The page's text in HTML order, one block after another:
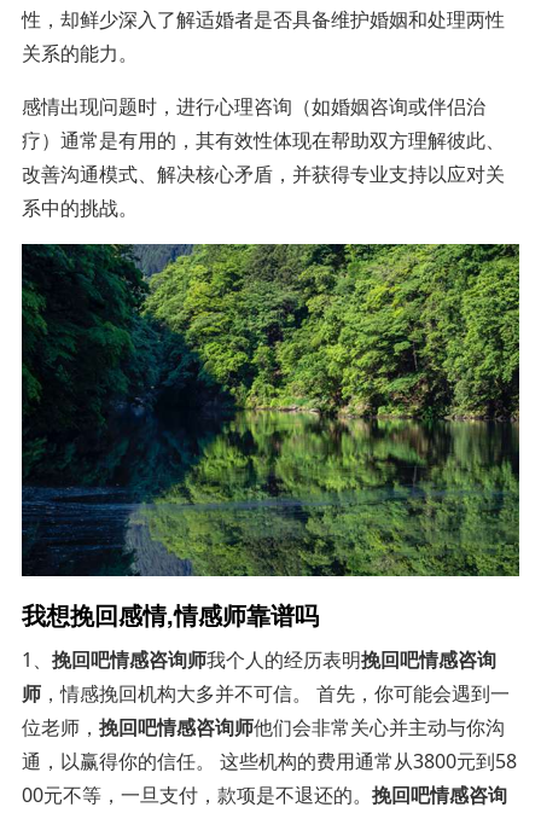
性，却鲜少深入了解适婚者是否具备维护婚姻和处理两性
关系的能力。
感情出现问题时，进行心理咨询（如婚姻咨询或伴侣治
疗）通常是有用的，其有效性体现在帮助双方理解彼此、
改善沟通模式、解决核心矛盾，并获得专业支持以应对关
系中的挑战。
我想挽回感情,情感师靠谱吗
1、 挽回吧情感咨询师我个人的经历表明挽回吧情感咨询
师，情感挽回机构大多并不可信。 首先，你可能会遇到一
位老师， 挽回吧情感咨询师他们会非常关心并主动与你沟
通，以赢得你的信任。 这些机构的费用通常从3800元到58
00元不等，一旦支付，款项是不退还的。 挽回吧情感咨询